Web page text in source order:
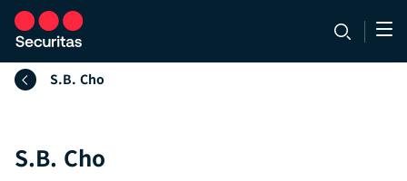
S.B. Cho
S.B. Cho